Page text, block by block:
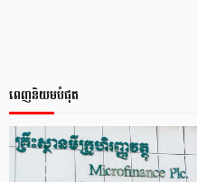
ពេញនិយមបំផុត